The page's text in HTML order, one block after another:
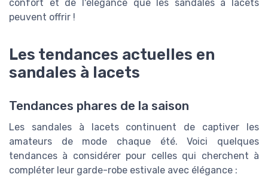
confort et de l'élégance que les sandales à lacets
peuvent offrir !
Les tendances actuelles en
sandales à lacets
Tendances phares de la saison
Les sandales à lacets continuent de captiver les
amateurs de mode chaque été. Voici quelques
tendances à considérer pour celles qui cherchent à
compléter leur garde-robe estivale avec élégance :